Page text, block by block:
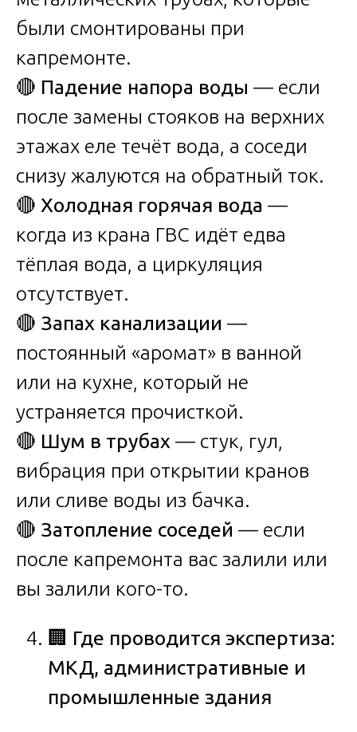
были смонтированы при
капремонте.
🔴 Падение напора воды — если
после замены стояков на верхних
этажах еле течёт вода, а соседи
снизу жалуются на обратный ток.
🔴 Холодная горячая вода —
когда из крана ГВС идёт едва
тёплая вода, а циркуляция
отсутствует.
🔴 Запах канализации —
постоянный «аромат» в ванной
или на кухне, который не
устраняется прочисткой.
🔴 Шум в трубах — стук, гул,
вибрация при открытии кранов
или сливе воды из бачка.
🔴 Затопление соседей — если
после капремонта вас залили или
вы залили кого-то.
🏢 Где проводится экспертиза:
МКД, административные и
промышленные здания